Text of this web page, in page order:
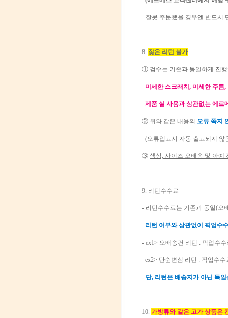
- 잘못 주문했을 경우엔 반드시
8. 잦은 리턴 불가
① 검수는 기존과 동일하게 진
미세한 스크래치, 미세한 주
제품 실 사용과 상관없는 에르
② 위와 같은 내용의 오류 쪽지
(오류입고시 자동 출고되지 않
③ 색상, 사이즈 오배송 및 아예
9. 리턴수수료
- 리턴수수료는 기존과 동일(오
리턴 여부와 상관없이 픽업수
- ex1> 오배송건 리턴 : 픽업수
ex2> 단순변심 리턴 : 픽업수수
- 단, 리턴은 배송지가 아닌 독
10. 가방류와 같은 고가 상품은